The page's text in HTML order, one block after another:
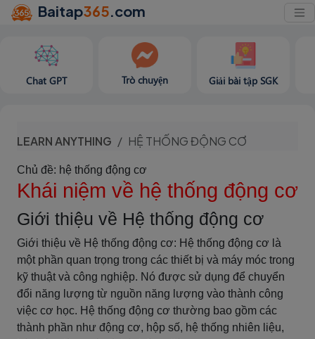
Baitap365.com
Chat GPT Trò chuyện Giải bài tập SGK
LEARN ANYTHING HỆ THỐNG ĐỘNG CƠ
Chủ đề: hệ thống động cơ
Khái niệm về hệ thống động cơ
Giới thiệu về Hệ thống động cơ
Giới thiệu về Hệ thống động cơ: Hệ thống động cơ là
một phần quan trọng trong các thiết bị và máy móc trong
kỹ thuật và công nghiệp. Nó được sử dụng để chuyển
đổi năng lượng từ nguồn năng lượng vào thành công
việc cơ học. Hệ thống động cơ thường bao gồm các
thành phần như động cơ, hộp số, hệ thống nhiên liệu,